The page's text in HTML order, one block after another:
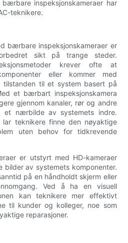
inspeksjonskameraer har
teknikere.
bærbare inspeksjonskameraer er
sikt på trange steder.
krever ofte at
eller kommer med
tilstanden til et system basert på
et bærbart inspeksjonskamera
gjennom kanaler, rør og andre
nærbilde av systemets indre.
lar teknikere finne den nøyaktige
uten behov for tidkrevende
er utstyrt med HD-kameraer
bilder av systemets komponenter.
på en håndholdt skjerm eller
Ved å ha en visuell
kan teknikere mer effektivt
til kunder og kolleger, noe som
reparasjoner.